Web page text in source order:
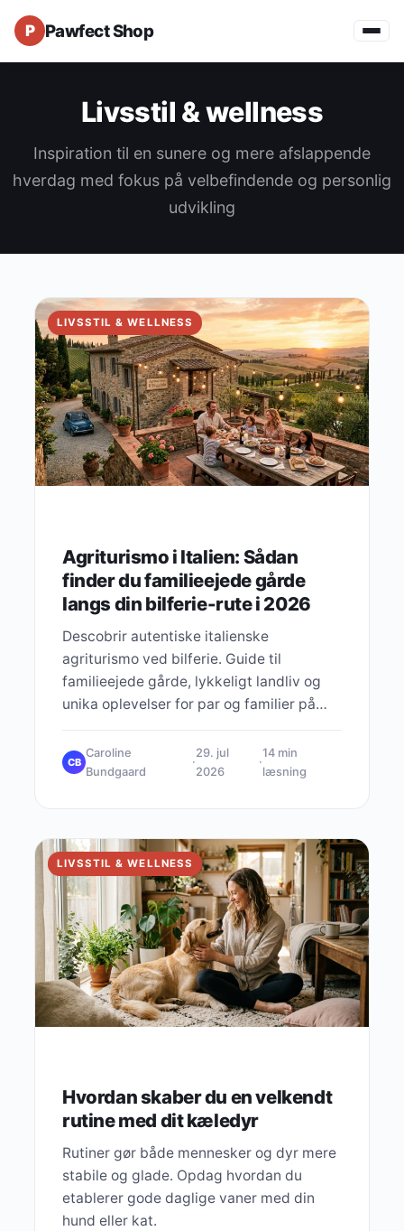
Pawfect Shop
Livsstil & wellness
Inspiration til en sunere og mere afslappende
hverdag med fokus på velbefindende og personlig
udvikling
LIVSSTIL & WELLNESS
Agriturismo i Italien: Sådan
finder du familieejede gårde
langs din bilferie-rute i 2026
Descobrir autentiske italienske
agriturismo ved bilferie. Guide til
familieejede gårde, lykkeligt landliv og
unika oplevelser for par og familier på
CB
Caroline
Bundgaard
·
29. jul
2026
·
14 min
læsning
LIVSSTIL & WELLNESS
Hvordan skaber du en velkendt
rutine med dit kæledyr
Rutiner gør både mennesker og dyr mere
stabile og glade. Opdag hvordan du
etablerer gode daglige vaner med din
hund eller kat.